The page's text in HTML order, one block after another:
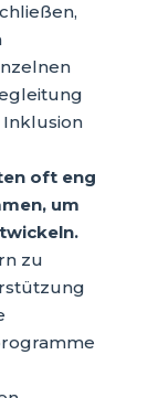
oft eng
um
zu